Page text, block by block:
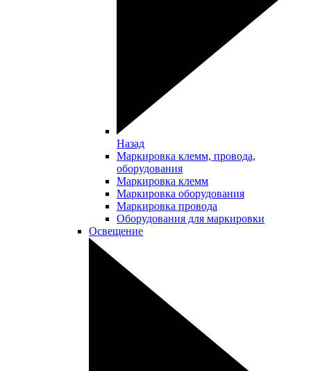
Назад
Маркировка клемм, провода,
оборудования
Маркировка клемм
Маркировка оборудования
Маркировка провода
Оборудования для маркировки
Освещение